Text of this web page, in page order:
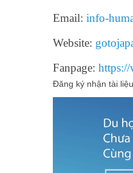
Email: info-
Website:
Fanpage:
Đăng ký nhận tài